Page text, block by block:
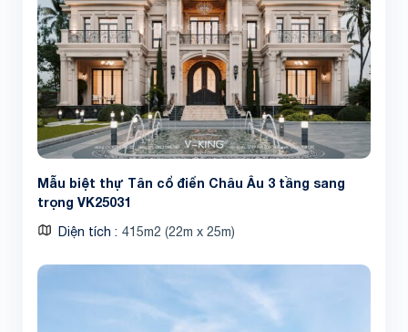
Mẫu biệt thự Tân cổ điển Châu Âu 3 tầng sang
trọng VK25031
Diện tích 415m2 (22m x 25m)